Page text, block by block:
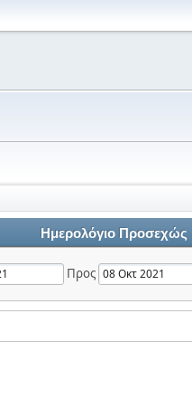
Ημερολόγιο Προσεχώς
Προς